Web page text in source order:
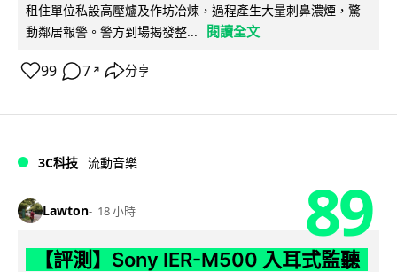
租住單位私設高壓爐及作坊冶煉，過程產生大量刺鼻濃煙，驚
動鄰居報警。警方到場揭發整...
閱讀全文
99 7 ↗ 分享
3C科技 流動音樂
Lawton 18 小時 89
【評測】Sony IER-M500 入耳式監聽